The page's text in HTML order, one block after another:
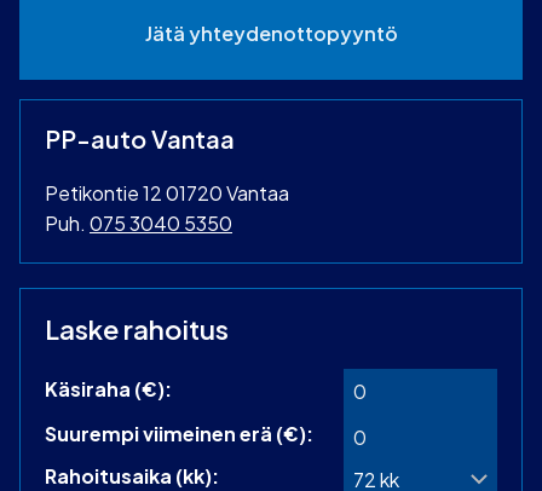
Jätä yhteydenottopyyntö
PP-auto Vantaa
Petikontie 12 01720 Vantaa
Puh. 075 3040 5350
Laske rahoitus
Käsiraha (€):
Suurempi viimeinen erä (€):
Rahoitusaika (kk):